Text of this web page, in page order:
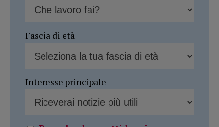
Fascia di età
Interesse principale